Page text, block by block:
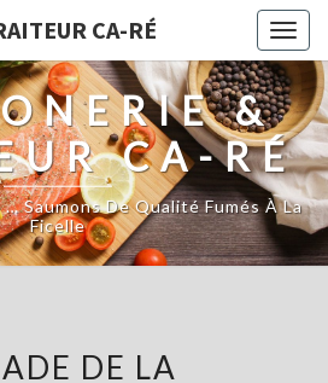
CA-RÉ
&
CA-RÉ
Saumons De Qualité Fumés À La
Ficelle
DE LA